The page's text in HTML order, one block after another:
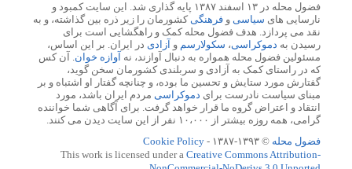
فضول محله در ۱۳ اسفند ۱۳۸۷ پایه گذاری شد. این سایت کمبود و
نارسایی های سیاسی و فرهنگیکشورمان را زیر ذره بین گذاشته، و به
نقد می پردازد. هدف فضول محله کمک و راهگشایی است برای
رسیدن به دموکراسی، سکولارسم و آزادی در ایران. بر این اساس،
مسئولین فضول محله همواره به دنبال آوازند، نه آوازه خوان. آن کس
که در راستای کمک به آزادی و سربلندی کشورمان سخن گوید،
گفتارش مورد ستایش و تحسین ما بوده، و چنانچه گفتار او اشتباه و بر
مبنای سیاست نادرست برای دموکراسی مردم ایران باشد، مورد
انتقاد و اعتراض گروه ما قرار خواهد گرفت. برای آگاهی شما خواننده
گرامی، همه روزه بیشتر از ۱۰،۰۰۰ نفر از این سایت دیدن می کنند.
فضول محله © ۱۳۹۳-۱۳۸۷ -
Cookie Policy
This work is licensed under a Creative Commons Attribution-